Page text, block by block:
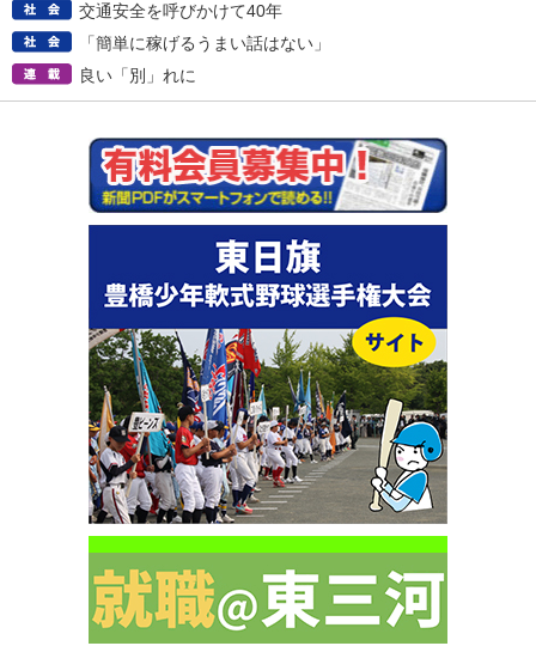
交通安全を呼びかけて40年
「簡単に稼げるうまい話はない」
良い「別」れに